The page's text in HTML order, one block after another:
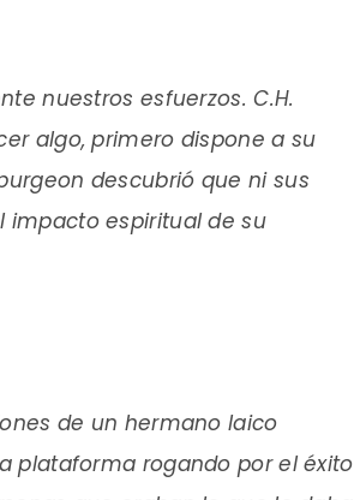
nuestros esfuerzos. C.H.
algo, primero dispone a su
descubrió que ni sus
impacto espiritual de su
de un hermano laico
plataforma rogando por el éxito